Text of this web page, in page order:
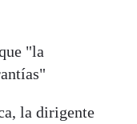
"la
la dirigente